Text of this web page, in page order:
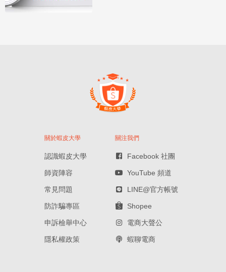
關於蝦皮大學
認識蝦皮大學
師資陣容
常見問題
防詐騙專區
申訴檢舉中心
隱私權政策
關注我們
Facebook 社團
YouTube 頻道
LINE@官方帳號
Shopee
電商大聲公
蝦聊電商